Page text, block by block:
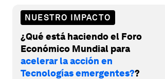
NUESTRO IMPACTO
¿Qué está haciendo el Foro
Económico Mundial para
acelerar la acción en
Tecnologías emergentes??